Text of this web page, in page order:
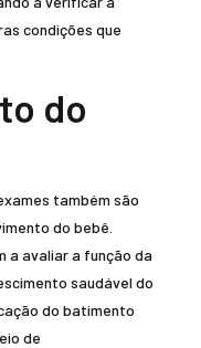
condições que
do
também são
do bebê.
a avaliar a função da
saudável do
do batimento
de